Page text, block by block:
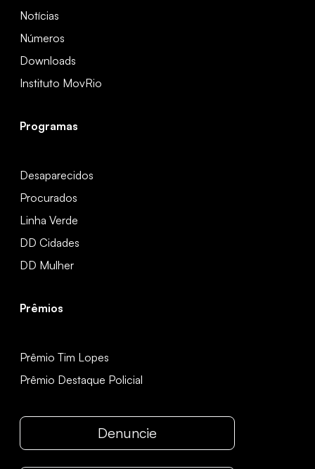
Notícias
Números
Downloads
Instituto MovRio
Programas
Desaparecidos
Procurados
Linha Verde
DD Cidades
DD Mulher
Prêmios
Prêmio Tim Lopes
Prêmio Destaque Policial
Denuncie